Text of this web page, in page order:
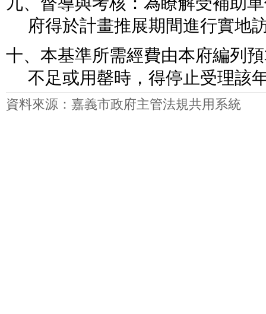
府得於計畫推展期間進行實地
十、本基準所需經費由本府編列
不足或用罄時，得停止受理該
資料來源：嘉義市政府主管法規共用系統